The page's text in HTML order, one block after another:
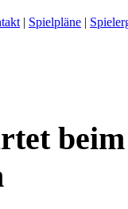
| Spielpläne |